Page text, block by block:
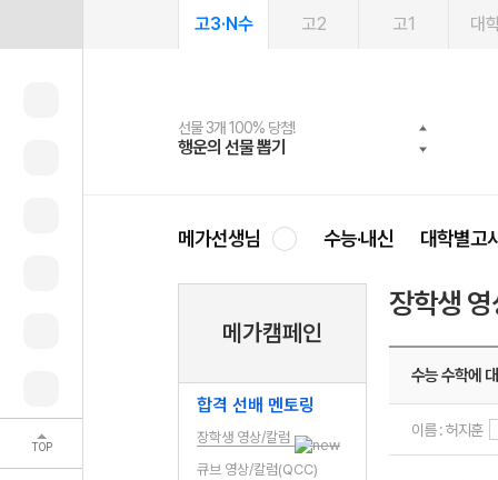
TOP
고3·N수 고2 고1 대
선물 3개 100% 당첨!
행운의 선물 뽑기
선물 100% 증정!
메가스터디 X 올리브
여름방학 스터디 캐시백
메가런 썸머스쿨
2027 러셀 단과
강사 공개선발
스마트러닝앱
설문 EVENT
메가패스
3일 무료 체험권
메가패스 수강생 무료혜택!
메가클럽 멤버십
사회공헌 캠페인
희망이룸 메가나눔
메가선생님 수능·내신 대학별고
메가캠페인
합격 선배 멘토링
장학생 영상/칼럼
큐브 영상/칼럼(QCC)
장학생
수능 수학에
이름 : 허지훈